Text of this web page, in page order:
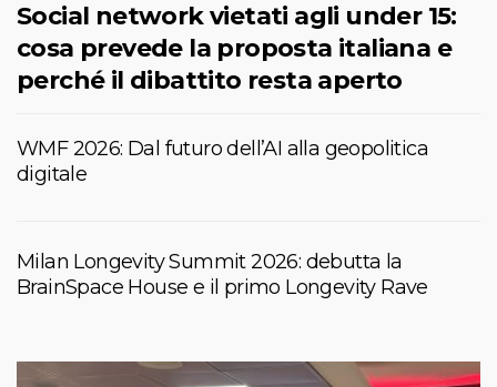
Social network vietati agli under 15:
cosa prevede la proposta italiana e
perché il dibattito resta aperto
WMF 2026: Dal futuro dell’AI alla geopolitica
digitale
Milan Longevity Summit 2026: debutta la
BrainSpace House e il primo Longevity Rave